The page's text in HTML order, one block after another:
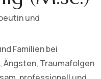
und
Familien bei
Traumafolgen